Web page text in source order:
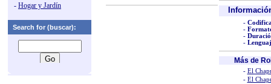
- Hogar y Jardín
Search for (buscar):
-
-
-
-
Más de
- El
- El